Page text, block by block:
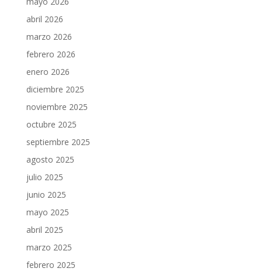
abril 2026
marzo 2026
febrero 2026
enero 2026
diciembre 2025
noviembre 2025
octubre 2025
septiembre 2025
agosto 2025
julio 2025
junio 2025
mayo 2025
abril 2025
marzo 2025
febrero 2025